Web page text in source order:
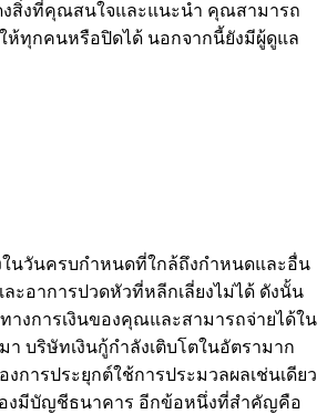
สิ่งที่คุณสนใจและแนะนำ คุณสามารถ
ห้ทุกคนหรือปิดได้ นอกจากนี้ยังมีผู้ดูแล
ในวันครบกำหนดที่ใกล้ถึงกำหนดและอื่น
ะอาการปวดหัวที่หลีกเลี่ยงไม่ได้ ดังนั้น
างการเงินของคุณและสามารถจ่ายได้ใน
บริษัทเงินกู้กำลังเติบโตในอัตรามาก
การประยุกต์ใช้การประมวลผลเช่นเดียว
องมีบัญชีธนาคาร อีกข้อหนึ่งที่สำคัญคือ